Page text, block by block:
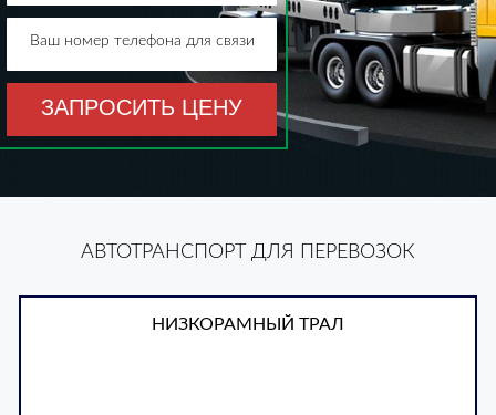
ЗАПРОСИТЬ ЦЕНУ
Ваш номер телефона для связи
АВТОТРАНСПОРТ ДЛЯ ПЕРЕВОЗОК
НИЗКОРАМНЫЙ ТРАЛ